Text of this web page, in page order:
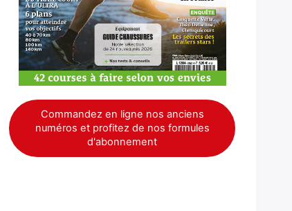
Commandez en ligne nos anciens
numéros et profitez de nos formules
d'abonnement